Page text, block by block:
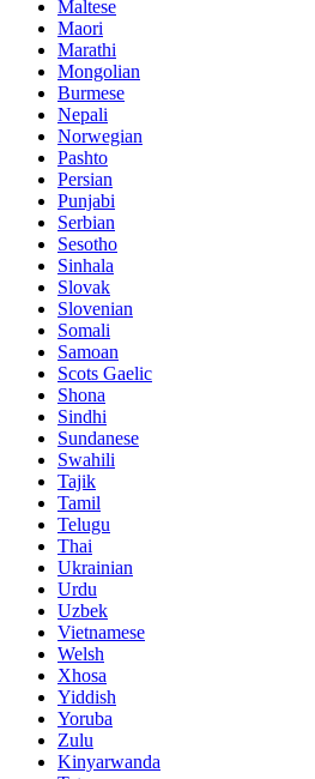
Maltese
Maori
Marathi
Mongolian
Burmese
Nepali
Norwegian
Pashto
Persian
Punjabi
Serbian
Sesotho
Sinhala
Slovak
Slovenian
Somali
Samoan
Scots Gaelic
Shona
Sindhi
Sundanese
Swahili
Tajik
Tamil
Telugu
Thai
Ukrainian
Urdu
Uzbek
Vietnamese
Welsh
Xhosa
Yiddish
Yoruba
Zulu
Kinyarwanda